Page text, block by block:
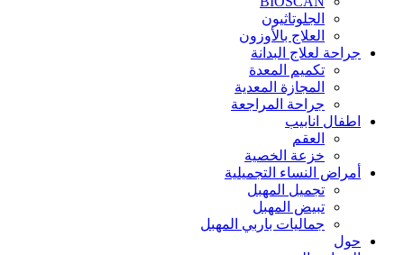
الجلوتاثيون
العلاج بالأوزون
جراحة لعلاج البدانة
تكميم المعدة
المجازة المعدية
جراحة المراجعة
اطفال انابيب
العقم
خزعة الخصية
أمراض النساء التجميلية
تجميل المهبل
تبيض المهبل
جماليات باربي المهبل
حول